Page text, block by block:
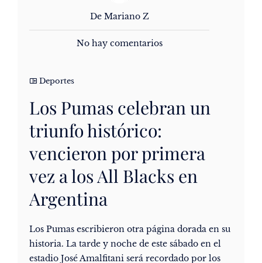
De Mariano Z
No hay comentarios
Deportes
Los Pumas celebran un
triunfo histórico:
vencieron por primera
vez a los All Blacks en
Argentina
Los Pumas escribieron otra página dorada en su
historia. La tarde y noche de este sábado en el
estadio José Amalfitani será recordado por los